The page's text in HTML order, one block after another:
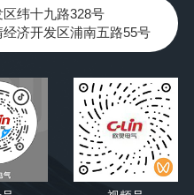
纬十九路328号
济开发区浦南五路55号